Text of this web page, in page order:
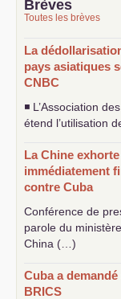
Brèves
Toutes les brèves
La
pays asiatiques
CNBC
◾ L’Association
étend l’utilisation
La Chine
immédiatement
contre Cuba
Conférence de
parole du
China (…)
Cuba a
BRICS